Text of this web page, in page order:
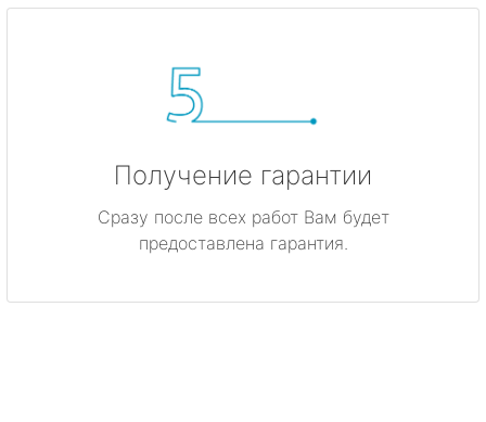
Получение гарантии
Сразу после всех работ Вам будет
предоставлена гарантия.